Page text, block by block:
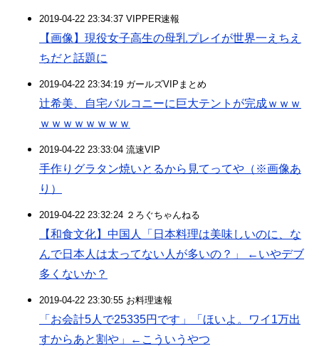
2019-04-22 23:34:37 VIPPER速報
【画像】現役女子高生の母乳プレイが世界一えちえ
ちだと話題に
2019-04-22 23:34:19 ガールズVIPまとめ
辻希美、自宅バルコニーに巨大テントが完成ｗｗｗ
ｗｗｗｗｗｗｗｗ
2019-04-22 23:33:04 流速VIP
手作りグラタン焼いとるから見てってや（※画像あ
り）
2019-04-22 23:32:24 ２ろぐちゃんねる
【和食文化】中国人「日本料理は美味しいのに、な
んで日本人は太ってない人が多いの？」 ←いやデブ
多くないか？
2019-04-22 23:30:55 お料理速報
「お会計5人で25335円です」「ほいよ。ワイ1万出
すからあと割や」←こういうやつ